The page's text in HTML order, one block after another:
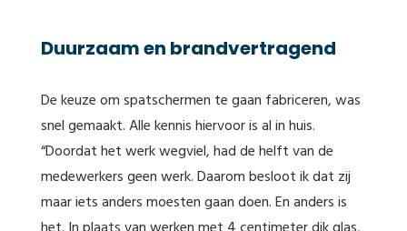
Duurzaam en brandvertragend
De keuze om spatschermen te gaan fabriceren, was
snel gemaakt. Alle kennis hiervoor is al in huis.
“Doordat het werk wegviel, had de helft van de
medewerkers geen werk. Daarom besloot ik dat zij
maar iets anders moesten gaan doen. En anders is